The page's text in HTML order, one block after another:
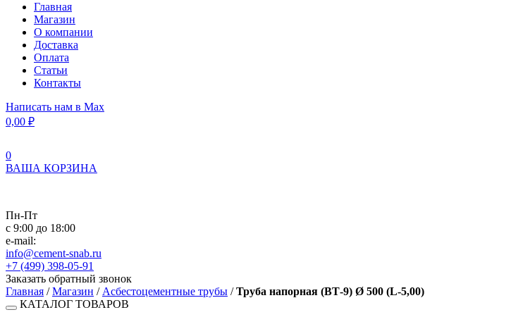
Главная
Магазин
О компании
Доставка
Оплата
Статьи
Контакты
Написать нам в Max
0,00 ₽
0
ВАША КОРЗИНА
Пн-Пт
с 9:00 до 18:00
e-mail:
info@cement-snab.ru
+7 (499) 398-05-91
Заказать обратный звонок
Главная /Магазин / Асбестоцементные трубы /Труба напорная (ВТ-9) Ø 500 (L-5,00)
КАТАЛОГ ТОВАРОВ